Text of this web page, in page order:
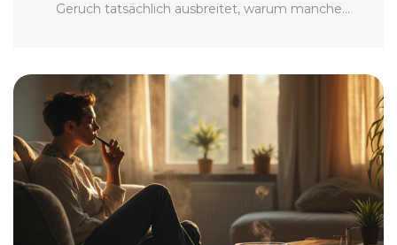
Geruch tatsächlich ausbreitet, warum manche
Außerdem gibt’s hilfreiche Tipps, wie du lästige
Gerüche im Haus vermeiden kannst. Praktische
Alltagstricks helfen dir, dein Zuhause frisch zu halten.
Hol dir Klarheit, bevor du die nächste Cartridge
ansetzt.